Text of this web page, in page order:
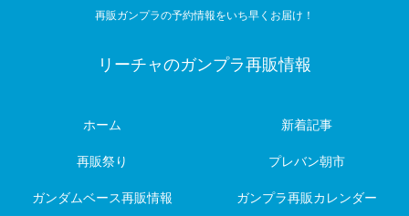
再販ガンプラの予約情報をいち早くお届け！
リーチャのガンプラ再販情報
ホーム 新着記事
再販祭り プレバン朝市
ガンダムベース再販情報 ガンプラ再販カレンダー